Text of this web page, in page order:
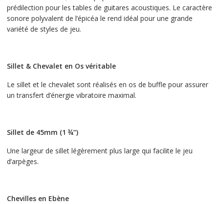
prédilection pour les tables de guitares acoustiques. Le caractère
sonore polyvalent de l’épicéa le rend idéal pour une grande
variété de styles de jeu.
Sillet & Chevalet en Os véritable
Le sillet et le chevalet sont réalisés en os de buffle pour assurer
un transfert d’énergie vibratoire maximal.
Sillet de 45mm (1 ¾”)
Une largeur de sillet légèrement plus large qui facilite le jeu
d’arpèges.
Chevilles en Ebène